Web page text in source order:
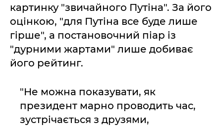
картинку "звичайного Путіна". За його
оцінкою, "для Путіна все буде лише
гірше", а постановочний піар із
"дурними жартами" лише добиває
його рейтинг.
"Не можна показувати, як
президент марно проводить час,
зустрічається з друзями,